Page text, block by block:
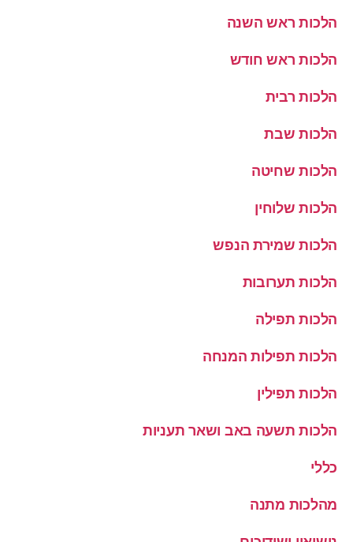
הלכות ראש השנה
הלכות ראש חודש
הלכות רבית
הלכות שבת
הלכות שחיטה
הלכות שלוחין
הלכות שמירת הנפש
הלכות תערובות
הלכות תפילה
הלכות תפילות המנחה
הלכות תפילין
הלכות תשעה באב ושאר תעניות
כללי
מהלכות מתנה